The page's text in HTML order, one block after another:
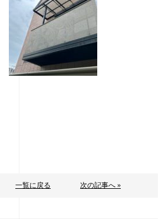
一覧に戻る 次の記事へ »